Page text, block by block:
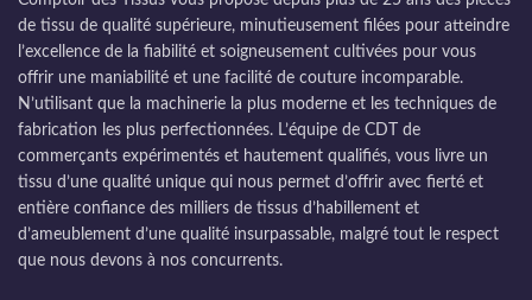
de tissu de qualité supérieure, minutieusement filées pour atteindre
l’excellence de la fiabilité et soigneusement cultivées pour vous
offrir une maniabilité et une facilité de couture incomparable.
N’utilisant que la machinerie la plus moderne et les techniques de
fabrication les plus perfectionnées. L’équipe de CDT de
commerçants expérimentés et hautement qualifiés, vous livre un
tissu d’une qualité unique qui nous permet d’offrir avec fierté et
entière confiance des milliers de tissus d’habillement et
d’ameublement d’une qualité insurpassable, malgré tout le respect
que nous devons à nos concurrents.